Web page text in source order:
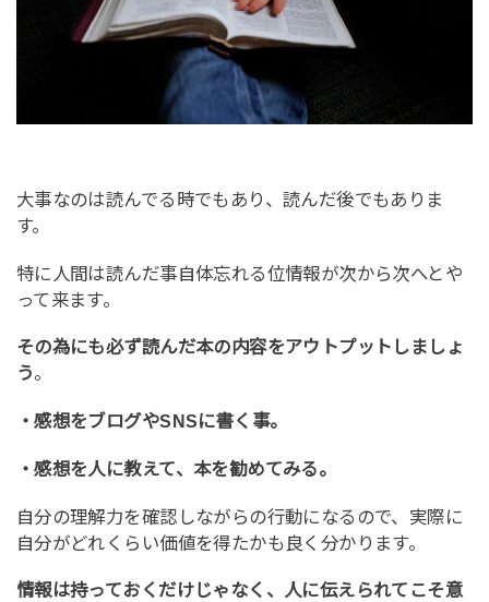
大事なのは読んでる時でもあり、読んだ後でもありま
す。
特に人間は読んだ事自体忘れる位情報が次から次へとや
って来ます。
その為にも必ず読んだ本の内容をアウトプットしましょ
う。
・感想をブログやSNSに書く事。
・感想を人に教えて、本を勧めてみる。
自分の理解力を確認しながらの行動になるので、実際に
自分がどれくらい価値を得たかも良く分かります。
情報は持っておくだけじゃなく、人に伝えられてこそ意